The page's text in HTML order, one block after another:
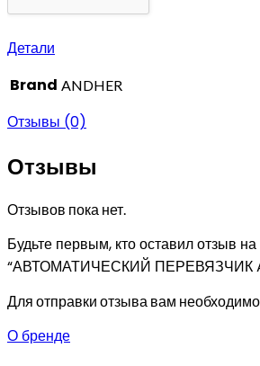
Детали
Brand ANDHER
Отзывы (0)
Отзывы
Отзывов пока нет.
Будьте первым, кто оставил отзыв на
“АВТОМАТИЧЕСКИЙ ПЕРЕВЯЗЧИК
Для отправки отзыва вам необходимо
О бренде